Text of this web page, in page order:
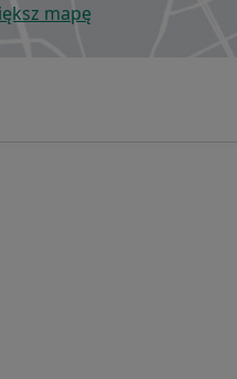
mapę
otwiera się w nowej karcie